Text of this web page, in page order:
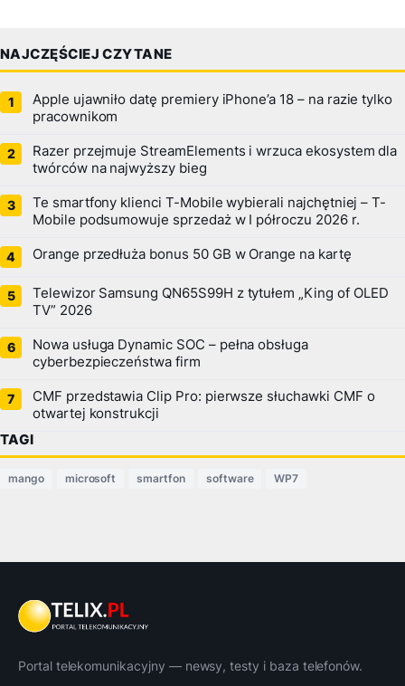
NAJCZĘŚCIEJ CZYTANE
Apple ujawniło datę premiery iPhone’a 18 – na razie tylko
pracownikom
Razer przejmuje StreamElements i wrzuca ekosystem dla
twórców na najwyższy bieg
Te smartfony klienci T-Mobile wybierali najchętniej – T-
Mobile podsumowuje sprzedaż w I półroczu 2026 r.
Orange przedłuża bonus 50 GB w Orange na kartę
Telewizor Samsung QN65S99H z tytułem „King of OLED
TV” 2026
Nowa usługa Dynamic SOC – pełna obsługa
cyberbezpieczeństwa firm
CMF przedstawia Clip Pro: pierwsze słuchawki CMF o
otwartej konstrukcji
TAGI
mango microsoft smartfon software WP7
Portal telekomunikacyjny — newsy, testy i baza telefonów.